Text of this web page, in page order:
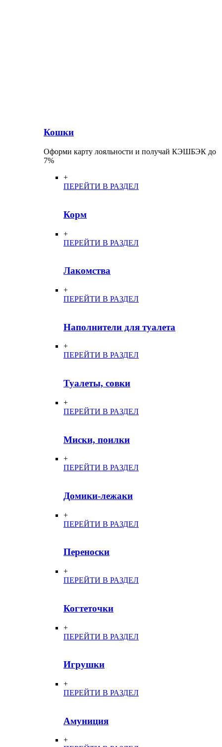
Кошки
Оформи карту лояльности и получай КЭШБЭК до
7%
+
ПЕРЕЙТИ В РАЗДЕЛ
Корм
+
ПЕРЕЙТИ В РАЗДЕЛ
Лакомства
+
ПЕРЕЙТИ В РАЗДЕЛ
Наполнители для туалета
+
ПЕРЕЙТИ В РАЗДЕЛ
Туалеты, совки
+
ПЕРЕЙТИ В РАЗДЕЛ
Миски, поилки
+
ПЕРЕЙТИ В РАЗДЕЛ
Домики-лежаки
+
ПЕРЕЙТИ В РАЗДЕЛ
Переноски
+
ПЕРЕЙТИ В РАЗДЕЛ
Когтеточки
+
ПЕРЕЙТИ В РАЗДЕЛ
Игрушки
+
ПЕРЕЙТИ В РАЗДЕЛ
Амуниция
+